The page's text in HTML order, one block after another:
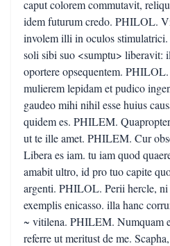
caput colorem commutavit,
idem futurum credo. PHILOL.
involem illi in oculos
soli sibi suo <sumptu> liberavit:
oportere opsequentem.
mulierem lepidam et pudico
gaudeo mihi nihil esse huius
quidem es. PHILEM.
ut te ille amet. PHILEM. Cur
Libera es iam. tu iam quod
amabit ultro, id pro tuo capite
argenti. PHILOL. Perii hercle, ni
exemplis enicasso. illa hanc
~ vitilena. PHILEM. Numquam
referre ut meritust de me.